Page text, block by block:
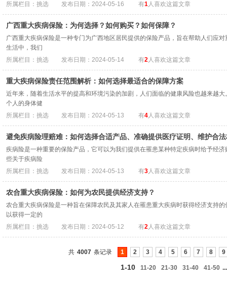
所属栏目：挑选
发布日期：2024-05-16 有1人喜欢这篇文章
广西重大疾病保险：为何选择？如何购买？如何保障？
广西重大疾病保险是一种专门为广西地区居民提供的保险产品，旨在帮助人们应
生活中，我们
所属栏目：挑选
发布日期：2024-05-14 有2人喜欢这篇文章
重大疾病保险责任范围解析：如何选择最适合的保障方案
近年来，随着生活水平的提高和环境污染的加剧，人们面临的健康风险也越来越
个人的身体健
所属栏目：挑选
发布日期：2024-05-13 有4人喜欢这篇文章
避免疾病险理赔难：如何选择合适产品、准确提供医疗证明、维护合
疾病险是一种重要的保险产品，它可以为我们提供在罹患某种特定疾病时给予经
些关于疾病险
所属栏目：挑选
发布日期：2024-05-13 有3人喜欢这篇文章
农合重大疾病保险：如何为农民提供经济支持？
农合重大疾病保险是一种旨在保障农民及其家人在罹患重大疾病时获得经济支持
以获得一定的
所属栏目：挑选
发布日期：2024-05-12 有2人喜欢这篇文章
共 4007 条记录 1 2 3 4 5 6 7 8 9
1-10 11-20 21-30 31-40 41-50 ...